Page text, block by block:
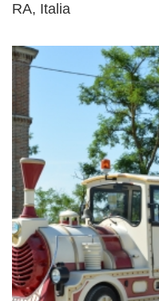
RA, Italia